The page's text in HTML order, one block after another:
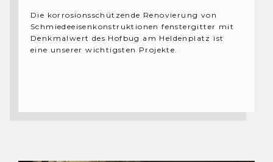
Die korrosionsschützende Renovierung von
Schmiedeeisenkonstruktionen fenstergitter mit
Denkmalwert des Hofbug am Heldenplatz ist
eine unserer wichtigsten Projekte.